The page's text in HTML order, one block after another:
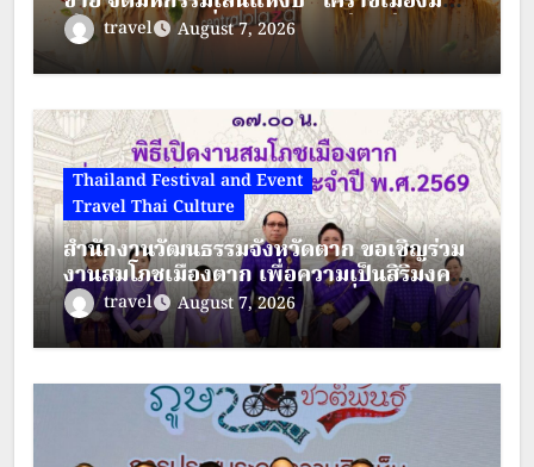
เส้น” ดัน “ผัดหมี่ดัง–ขนมจีนแซ่บ” สู่ Soft
Power เมืองย่าโม
travel August 7, 2026
Thailand Festival and Event
Travel Thai Culture
สำนักงานวัฒนธรรมจังหวัดตาก ขอเชิญร่วม
งานสมโภชเมืองตาก เพื่อความเป็นสิริมงคล
ประจำปี พ.ศ.2569 ระหว่างวันที่ 28 – 30
สิงหาคม 2569
travel August 7, 2026